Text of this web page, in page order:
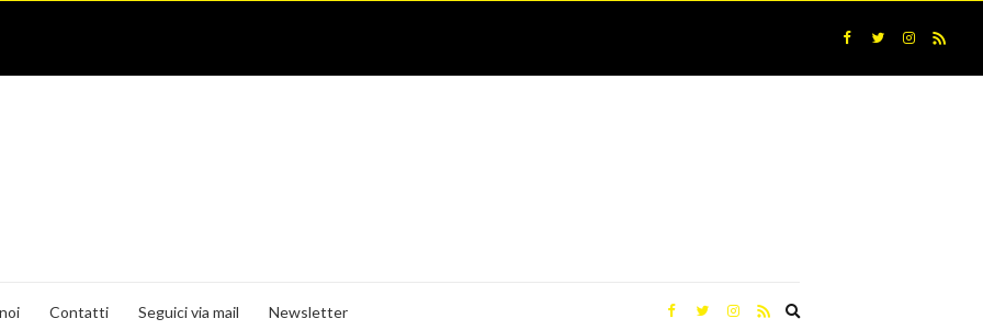
Contatti Seguici via mail Newsletter